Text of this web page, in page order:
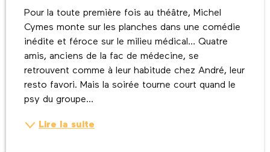
Pour la toute première fois au théâtre, Michel
Cymes monte sur les planches dans une comédie
inédite et féroce sur le milieu médical… Quatre
amis, anciens de la fac de médecine, se
retrouvent comme à leur habitude chez André, leur
resto favori. Mais la soirée tourne court quand le
psy du groupe...
Lire la suite